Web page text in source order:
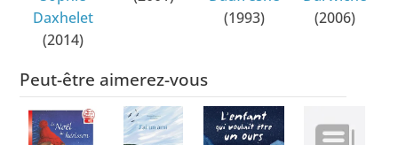
Daxhelet
(2014)
(1993)
(2006)
Peut-être aimerez-vous